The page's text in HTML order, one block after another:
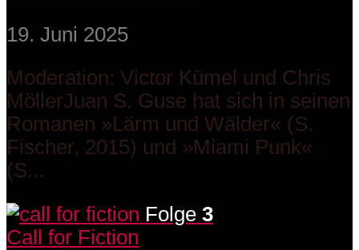
19. Juni 2025
Moderation: Victor Kümel und Chris
MöllerJuan S. Guse hat sich in seinen
Romanen »Lärm und Wälder« (S.
Fischer, 2015) und »Miami Punk«
(S...
Folge 3
Call for Fiction